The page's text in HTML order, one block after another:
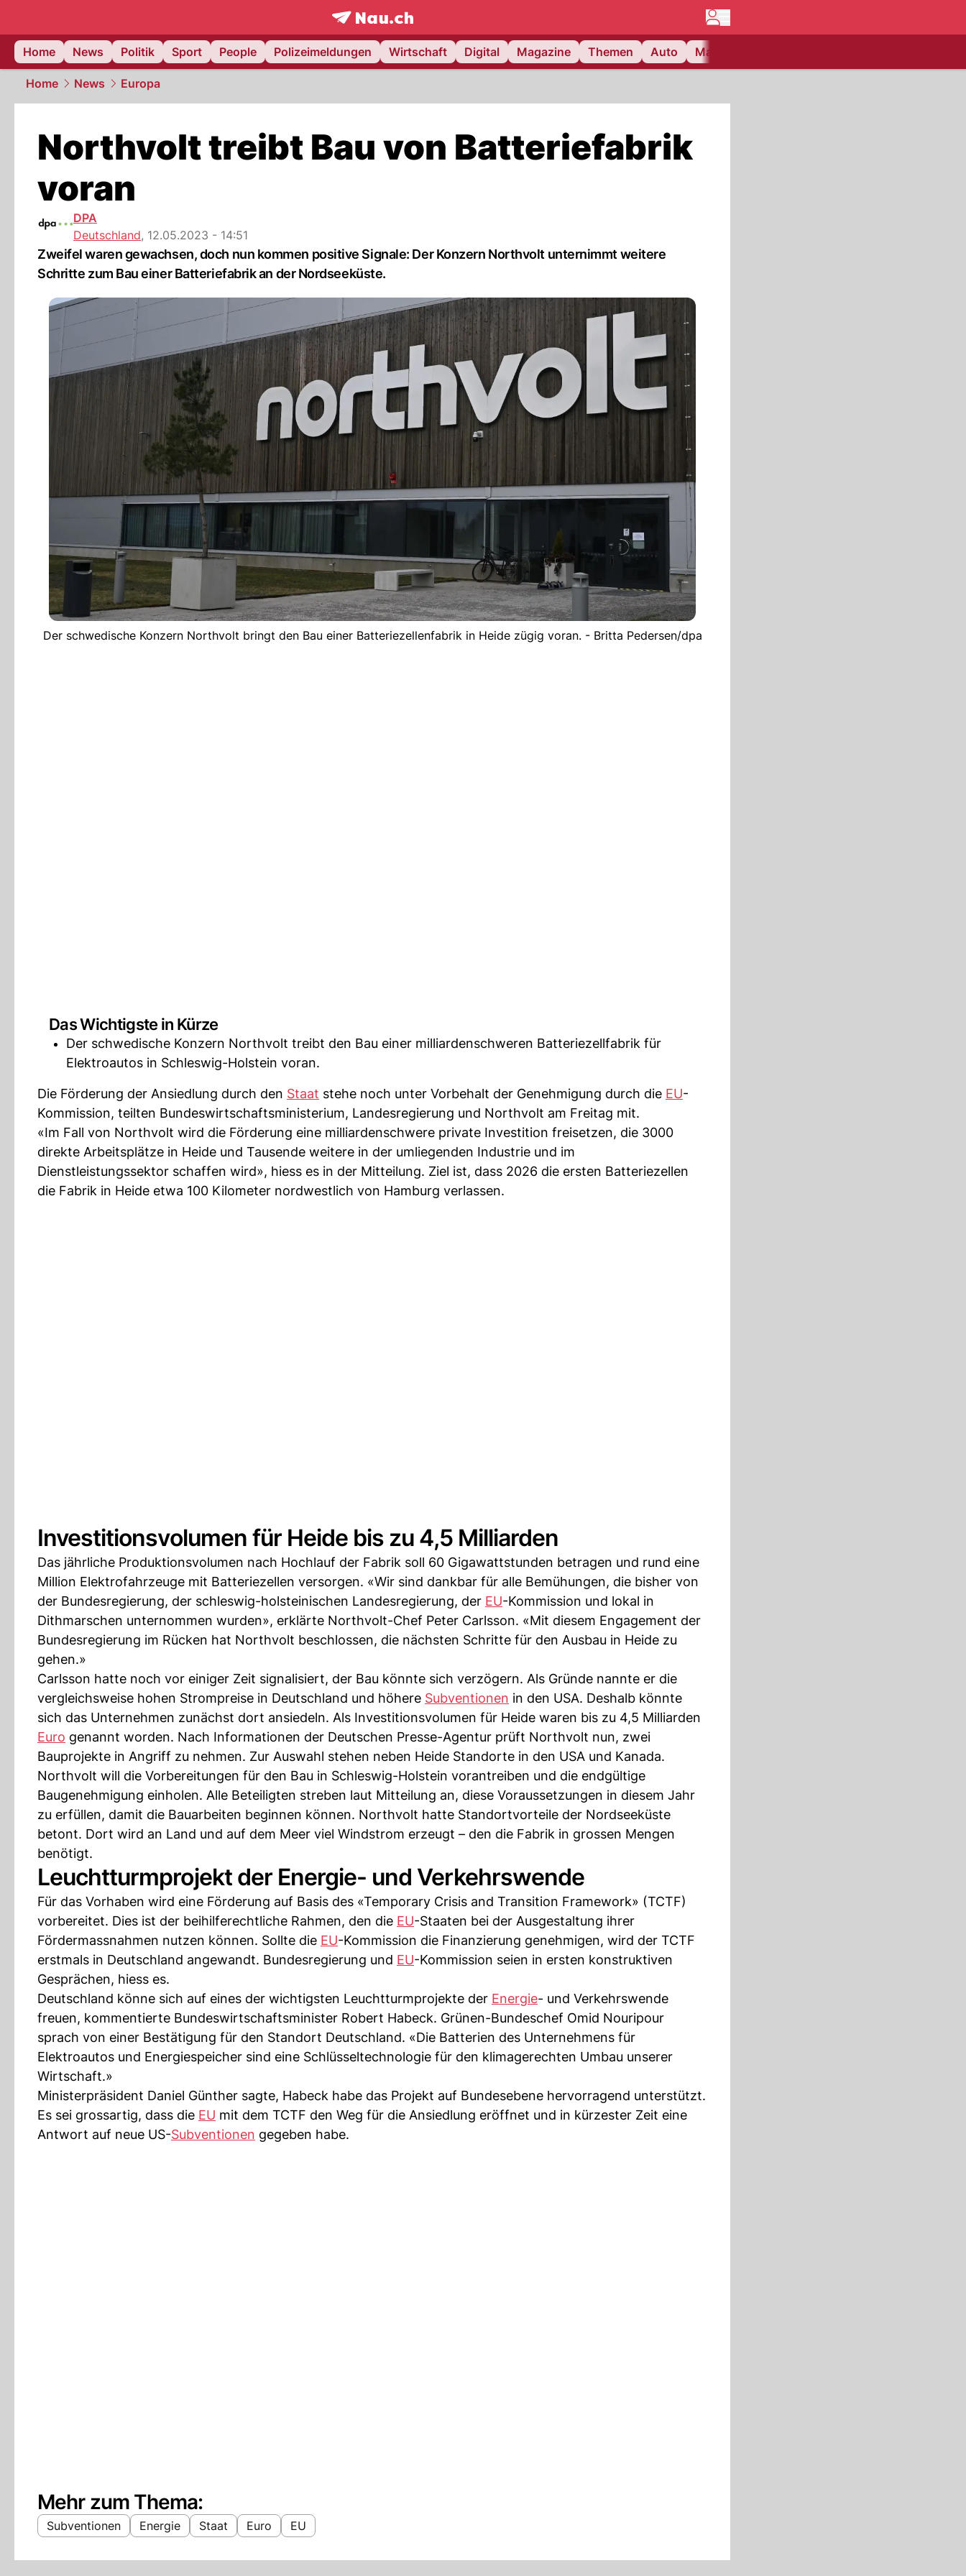
frontpage.NAU.ch
Home
News Politik Sport People Polizeimeldungen Wirtschaft Digital Magazine Themen Auto Matchcenter
Home News Europa
Northvolt treibt Bau von Batteriefabrik
voran
DPA
Deutschland, 12.05.2023 - 14:51
Zweifel waren gewachsen, doch nun kommen positive Signale: Der Konzern Northvolt unternimmt weitere
Schritte zum Bau einer Batteriefabrik an der Nordseeküste.
Der schwedische Konzern Northvolt bringt den Bau einer Batteriezellenfabrik in Heide zügig voran. - Britta Pedersen/dpa
Das Wichtigste in Kürze
Der schwedische Konzern Northvolt treibt den Bau einer milliardenschweren Batteriezellfabrik für
Elektroautos in Schleswig-Holstein voran.
Die Förderung der Ansiedlung durch den Staat stehe noch unter Vorbehalt der Genehmigung durch die EU-
Kommission, teilten Bundeswirtschaftsministerium, Landesregierung und Northvolt am Freitag mit.
«Im Fall von Northvolt wird die Förderung eine milliardenschwere private Investition freisetzen, die 3000
direkte Arbeitsplätze in Heide und Tausende weitere in der umliegenden Industrie und im
Dienstleistungssektor schaffen wird», hiess es in der Mitteilung. Ziel ist, dass 2026 die ersten Batteriezellen
die Fabrik in Heide etwa 100 Kilometer nordwestlich von Hamburg verlassen.
Investitionsvolumen für Heide bis zu 4,5 Milliarden
Das jährliche Produktionsvolumen nach Hochlauf der Fabrik soll 60 Gigawattstunden betragen und rund eine
Million Elektrofahrzeuge mit Batteriezellen versorgen. «Wir sind dankbar für alle Bemühungen, die bisher von
der Bundesregierung, der schleswig-holsteinischen Landesregierung, der EU-Kommission und lokal in
Dithmarschen unternommen wurden», erklärte Northvolt-Chef Peter Carlsson. «Mit diesem Engagement der
Bundesregierung im Rücken hat Northvolt beschlossen, die nächsten Schritte für den Ausbau in Heide zu
gehen.»
Carlsson hatte noch vor einiger Zeit signalisiert, der Bau könnte sich verzögern. Als Gründe nannte er die
vergleichsweise hohen Strompreise in Deutschland und höhere Subventionen in den USA. Deshalb könnte
sich das Unternehmen zunächst dort ansiedeln. Als Investitionsvolumen für Heide waren bis zu 4,5 Milliarden
Euro genannt worden. Nach Informationen der Deutschen Presse-Agentur prüft Northvolt nun, zwei
Bauprojekte in Angriff zu nehmen. Zur Auswahl stehen neben Heide Standorte in den USA und Kanada.
Northvolt will die Vorbereitungen für den Bau in Schleswig-Holstein vorantreiben und die endgültige
Baugenehmigung einholen. Alle Beteiligten streben laut Mitteilung an, diese Voraussetzungen in diesem Jahr
zu erfüllen, damit die Bauarbeiten beginnen können. Northvolt hatte Standortvorteile der Nordseeküste
betont. Dort wird an Land und auf dem Meer viel Windstrom erzeugt – den die Fabrik in grossen Mengen
benötigt.
Leuchtturmprojekt der Energie- und Verkehrswende
Für das Vorhaben wird eine Förderung auf Basis des «Temporary Crisis and Transition Framework» (TCTF)
vorbereitet. Dies ist der beihilferechtliche Rahmen, den die EU-Staaten bei der Ausgestaltung ihrer
Fördermassnahmen nutzen können. Sollte die EU-Kommission die Finanzierung genehmigen, wird der TCTF
erstmals in Deutschland angewandt. Bundesregierung und EU-Kommission seien in ersten konstruktiven
Gesprächen, hiess es.
Deutschland könne sich auf eines der wichtigsten Leuchtturmprojekte der Energie- und Verkehrswende
freuen, kommentierte Bundeswirtschaftsminister Robert Habeck. Grünen-Bundeschef Omid Nouripour
sprach von einer Bestätigung für den Standort Deutschland. «Die Batterien des Unternehmens für
Elektroautos und Energiespeicher sind eine Schlüsseltechnologie für den klimagerechten Umbau unserer
Wirtschaft.»
Ministerpräsident Daniel Günther sagte, Habeck habe das Projekt auf Bundesebene hervorragend unterstützt.
Es sei grossartig, dass die EU mit dem TCTF den Weg für die Ansiedlung eröffnet und in kürzester Zeit eine
Antwort auf neue US-Subventionen gegeben habe.
Mehr zum Thema:
Subventionen Energie Staat Euro EU